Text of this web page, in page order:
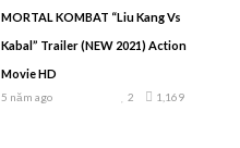
MORTAL KOMBAT “Liu Kang Vs
Kabal” Trailer (NEW 2021) Action
Movie HD
5 năm ago 1,169
2